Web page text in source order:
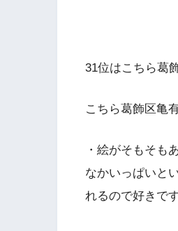
31位はこちら葛
こちら葛飾区亀
・絵がそもそも
なかいっぱいと
れるので好きです